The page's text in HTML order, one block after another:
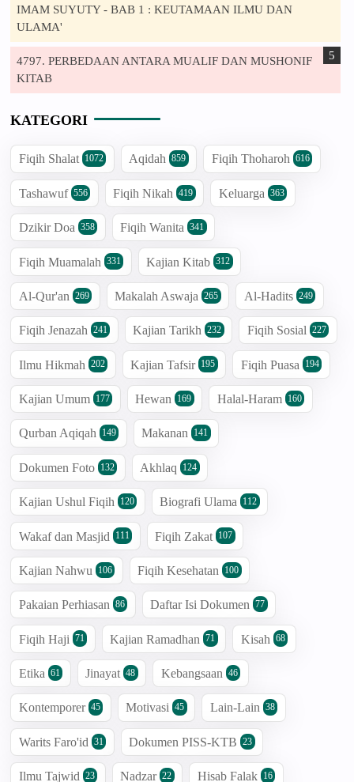
IMAM SUYUTY - BAB 1 : KEUTAMAAN ILMU DAN
ULAMA'
4797. PERBEDAAN ANTARA MUALIF DAN MUSHONIF
KITAB
KATEGORI
Fiqih Shalat 1072 Aqidah 859 Fiqih Thoharoh 616
Tashawuf 556 Fiqih Nikah 419 Keluarga 363
Dzikir Doa 358 Fiqih Wanita 341
Fiqih Muamalah 331 Kajian Kitab 312
Al-Qur'an 269 Makalah Aswaja 265 Al-Hadits 249
Fiqih Jenazah 241 Kajian Tarikh 232 Fiqih Sosial 227
Ilmu Hikmah 202 Kajian Tafsir 195 Fiqih Puasa 194
Kajian Umum 177 Hewan 169 Halal-Haram 160
Qurban Aqiqah 149 Makanan 141
Dokumen Foto 132 Akhlaq 124
Kajian Ushul Fiqih 120 Biografi Ulama 112
Wakaf dan Masjid 111 Fiqih Zakat 107
Kajian Nahwu 106 Fiqih Kesehatan 100
Pakaian Perhiasan 86 Daftar Isi Dokumen 77
Fiqih Haji 71 Kajian Ramadhan 71 Kisah 68
Etika 61 Jinayat 48 Kebangsaan 46
Kontemporer 45 Motivasi 45 Lain-Lain 38
Warits Faro'id 31 Dokumen PISS-KTB 23
Ilmu Tajwid 23 Nadzar 22 Hisab Falak 16